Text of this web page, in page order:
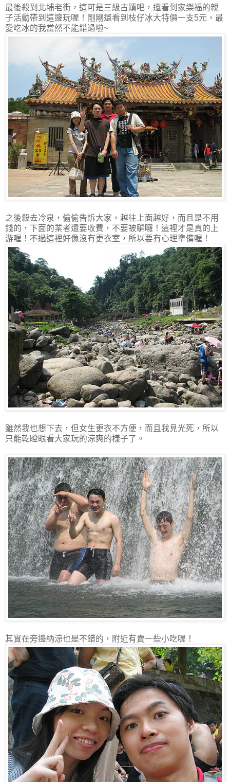
最後殺到北埔老街，這可是三級古蹟吧，還看到家樂福的親
子活動帶到這邊玩喔！剛剛還看到枝仔冰大特價一支5元，最
愛吃冰的我當然不能錯過啦~
之後殺去冷泉，偷偷告訴大家，越往上面越好，而且是不用
錢的，下面的業者還要收費，不要被騙囉！這裡才是真的上
游喔！不過這裡好像沒有更衣室，所以要有心理準備喔！
雖然我也想下去，但女生更衣不方便，而且我見光死，所以
只能乾瞪眼看大家玩的涼爽的樣子了。
其實在旁邊納涼也是不錯的，附近有賣一些小吃喔！